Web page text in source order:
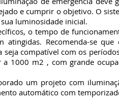
e cumprir o objetivo. O
luminosidade inicial.
o tempo de
atingidas. Recomenda-se
compatível com os
a 1000 m2 , com grande
um projeto com
automático com